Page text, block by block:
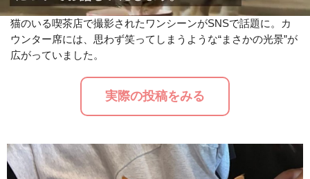
猫のいる喫茶店で撮影されたワンシーンがSNSで話題に。カ
ウンター席には、思わず笑ってしまうような“まさかの光景”が
広がっていました。
実際の投稿をみる